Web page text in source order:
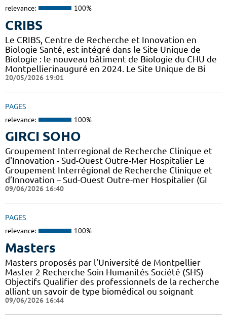
relevance: 100%
CRIBS
Le CRIBS, Centre de Recherche et Innovation en
Biologie Santé, est intégré dans le Site Unique de
Biologie : le nouveau bâtiment de Biologie du CHU de
Montpellierinauguré en 2024. Le Site Unique de Bi
20/05/2026 19:01
PAGES
relevance: 100%
GIRCI SOHO
Groupement Interregional de Recherche Clinique et
d'Innovation - Sud-Ouest Outre-Mer Hospitalier Le
Groupement Interrégional de Recherche Clinique et
d’Innovation – Sud-Ouest Outre-mer Hospitalier (GI
09/06/2026 16:40
PAGES
relevance: 100%
Masters
Masters proposés par l'Université de Montpellier
Master 2 Recherche Soin Humanités Société (SHS)
Objectifs Qualifier des professionnels de la recherche
alliant un savoir de type biomédical ou soignant
09/06/2026 16:44